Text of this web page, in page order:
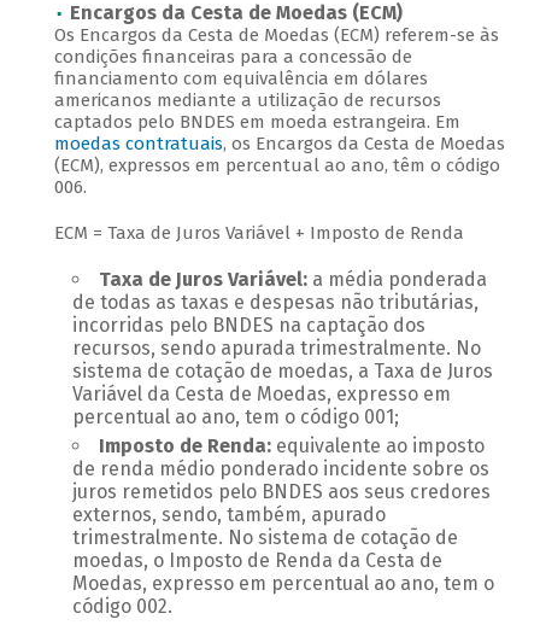
Encargos da Cesta de Moedas (ECM)
Os Encargos da Cesta de Moedas (ECM) referem-se às
condições financeiras para a concessão de
financiamento com equivalência em dólares
americanos mediante a utilização de recursos
captados pelo BNDES em moeda estrangeira. Em
moedas contratuais, os Encargos da Cesta de Moedas
(ECM), expressos em percentual ao ano, têm o código
006.
ECM = Taxa de Juros Variável + Imposto de Renda
Taxa de Juros Variável:a média ponderada
de todas as taxas e despesas não tributárias,
incorridas pelo BNDES na captação dos
recursos, sendo apurada trimestralmente. No
sistema de cotação de moedas, a Taxa de Juros
Variável da Cesta de Moedas, expresso em
percentual ao ano, tem o código 001;
Imposto de Renda:equivalente ao imposto
de renda médio ponderado incidente sobre os
juros remetidos pelo BNDES aos seus credores
externos, sendo, também, apurado
trimestralmente. No sistema de cotação de
moedas, o Imposto de Renda da Cesta de
Moedas, expresso em percentual ao ano, tem o
código 002.